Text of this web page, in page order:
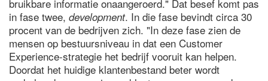
bruikbare informatie onaangeroerd." Dat besef komt pas
in fase twee, development. In die fase bevindt circa 30
procent van de bedrijven zich. "In deze fase zien de
mensen op bestuursniveau in dat een Customer
Experience-strategie het bedrijf vooruit kan helpen.
Doordat het huidige klantenbestand beter wordt